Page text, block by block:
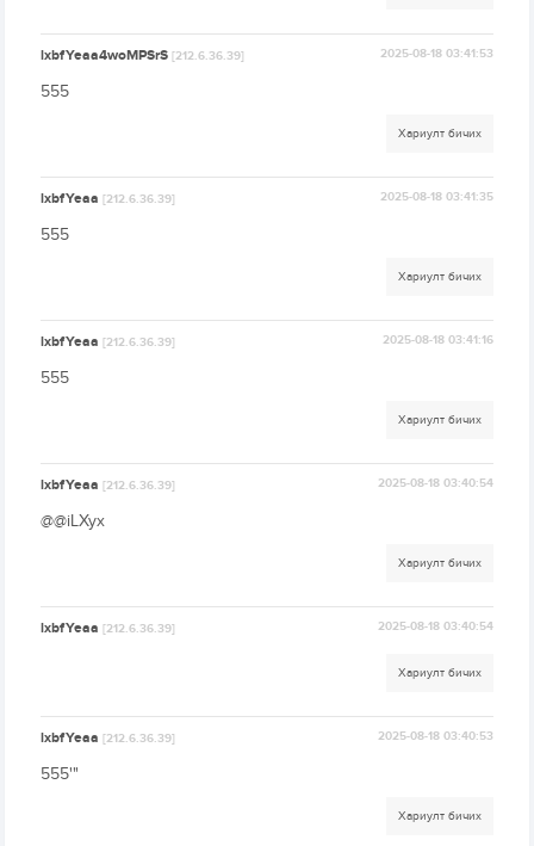
lxbfYeaa4woMPSrS[212.6.36.39] 2025-08-18 03:41:53
555
Хариулт бичих
lxbfYeaa[212.6.36.39] 2025-08-18 03:41:35
555
Хариулт бичих
lxbfYeaa[212.6.36.39] 2025-08-18 03:41:16
555
Хариулт бичих
lxbfYeaa[212.6.36.39] 2025-08-18 03:40:54
@@iLXyx
Хариулт бичих
lxbfYeaa[212.6.36.39] 2025-08-18 03:40:54
Хариулт бичих
lxbfYeaa[212.6.36.39] 2025-08-18 03:40:53
555'"
Хариулт бичих